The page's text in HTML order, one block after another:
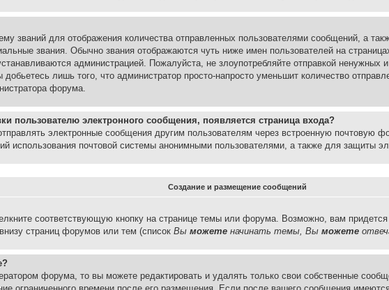
званий для отображения количества отправленных пользователями сообщений, а
звания. Обычно звания отображаются чуть ниже имен пользователей на
администрацией. Пожалуйста, не злоупотребляйте отправкой
лишь того, что администратор просто-напросто уменьшит количество
форума.
пользователю электронного сообщения, появляется страница входа?
электронные сообщения другим пользователям через встроенную
использования почтовой системы анонимными пользователями, а также для защиты
Создание и размещение сообщений
соответствующую кнопку на странице темы или форума. Возможно, вам придется
страниц форумов или тем (список Вы можете начинать темы, Вы можете
форума, то вы можете редактировать и удалять только свои собственные